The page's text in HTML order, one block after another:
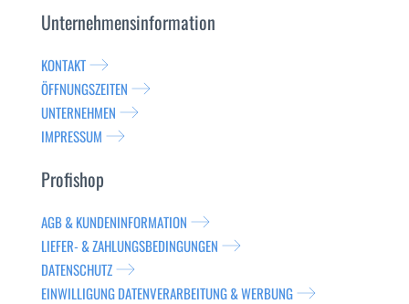
Unternehmensinformation
KONTAKT
ÖFFNUNGSZEITEN
UNTERNEHMEN
IMPRESSUM
Profishop
AGB & KUNDENINFORMATION
LIEFER- & ZAHLUNGSBEDINGUNGEN
DATENSCHUTZ
EINWILLIGUNG DATENVERARBEITUNG & WERBUNG